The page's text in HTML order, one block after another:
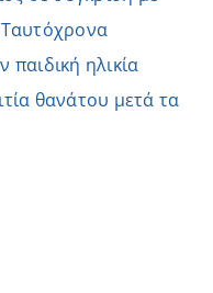
Ταυτόχρονα
παιδική ηλικία
θανάτου μετά τα